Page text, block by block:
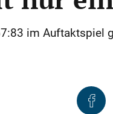
im Auftaktspiel